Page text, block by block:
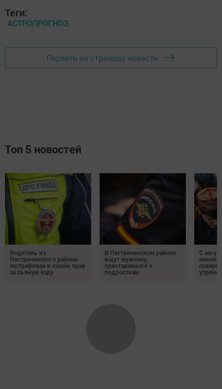
Теги:
АСТРОПРОГНОЗ
Перейти на страницу новости
Топ 5 новостей
Водитель из
Пестречинского района
оштрафован и лишён прав
за пьяную езду
В Пестречинском районе
ищут мужчину,
пристававшего к
подросткам
С